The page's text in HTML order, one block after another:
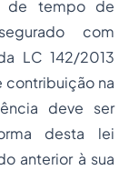
de tempo de
com
LC 142/2013
na
deve ser
desta lei
anterior à sua